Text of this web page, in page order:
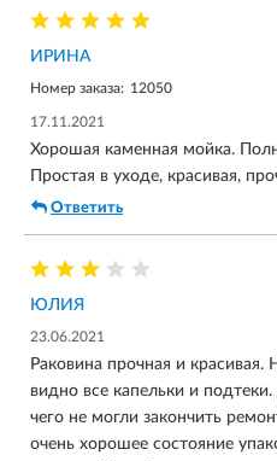
ИРИНА
Номер заказа: 12050
17.11.2021
Хорошая каменная мойка.
Простая в уходе, красивая,
Ответить
ЮЛИЯ
23.06.2021
Раковина прочная и красивая.
видно все капельки и
чего не могли закончить
очень хорошее состояние